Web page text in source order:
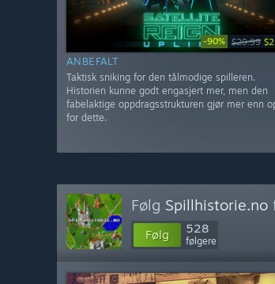
-90% $29.99
ANBEFALT
Taktisk sniking for den tålmodige spilleren.
Historien kunne godt engasjert mer, men den
fabelaktige oppdragsstrukturen gjør mer enn
for dette.
Følg Spillhistorie.no
Følg 528
følgere